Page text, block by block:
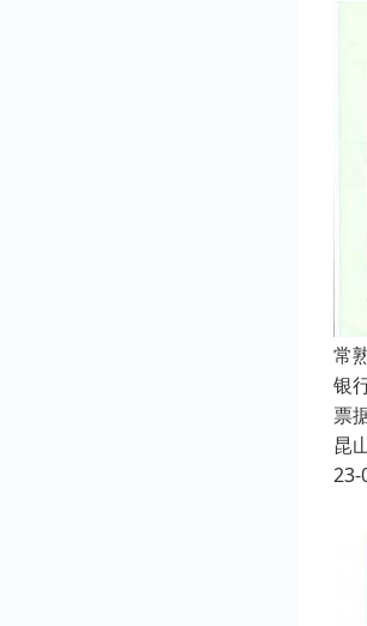
常
银
票
昆
23-